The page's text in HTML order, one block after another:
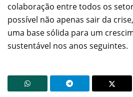
colaboração entre todos os
possível não apenas sair da
uma base sólida para um
sustentável nos anos seguintes.